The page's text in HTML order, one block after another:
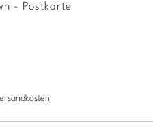
- Postkarte